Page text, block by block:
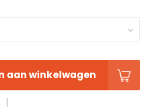
aan winkelwagen